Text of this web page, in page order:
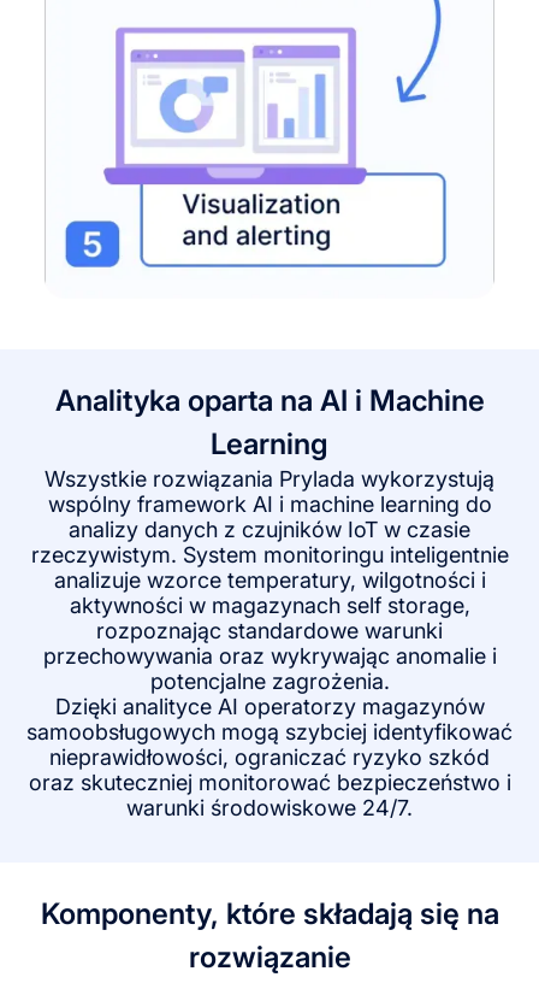
Analityka oparta na AI i Machine
Learning
Wszystkie rozwiązania Prylada wykorzystują
wspólny framework AI i machine learning do
analizy danych z czujników IoT w czasie
rzeczywistym. System monitoringu inteligentnie
analizuje wzorce temperatury, wilgotności i
aktywności w magazynach self storage,
rozpoznając standardowe warunki
przechowywania oraz wykrywając anomalie i
potencjalne zagrożenia.
Dzięki analityce AI operatorzy magazynów
samoobsługowych mogą szybciej identyfikować
nieprawidłowości, ograniczać ryzyko szkód
oraz skuteczniej monitorować bezpieczeństwo i
warunki środowiskowe 24/7.
Komponenty, które składają się na
rozwiązanie